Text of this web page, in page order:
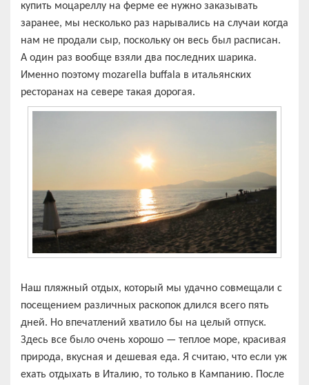
купить моцареллу на ферме ее нужно заказывать
заранее, мы несколько раз нарывались на случаи когда
нам не продали сыр, поскольку он весь был расписан.
А один раз вообще взяли два последних шарика.
Именно поэтому mozarella buffala в итальянских
ресторанах на севере такая дорогая.
Наш пляжный отдых, который мы удачно совмещали с
посещением различных раскопок длился всего пять
дней. Но впечатлений хватило бы на целый отпуск.
Здесь все было очень хорошо — теплое море, красивая
природа, вкусная и дешевая еда. Я считаю, что если уж
ехать отдыхать в Италию, то только в Кампанию. После